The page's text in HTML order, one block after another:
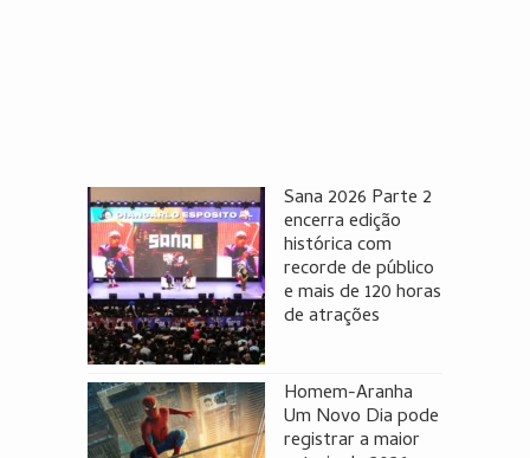
Sana 2026 Parte 2
encerra edição
histórica com
recorde de público
e mais de 120 horas
de atrações
Homem-Aranha
Um Novo Dia pode
registrar a maior